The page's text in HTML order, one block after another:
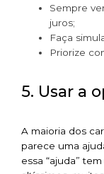
Sempre
juros;
Faça
Priorize
5. Usar a
A maioria dos
parece uma
essa “ajuda”